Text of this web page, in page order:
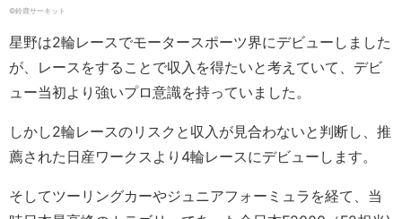
©鈴鹿サーキット
星野は2輪レースでモータースポーツ界にデビューしました
が、レースをすることで収入を得たいと考えていて、デビ
ュー当初より強いプロ意識を持っていました。
しかし2輪レースのリスクと収入が見合わないと判断し、推
薦された日産ワークスより4輪レースにデビューします。
そしてツーリングカーやジュニアフォーミュラを経て、当